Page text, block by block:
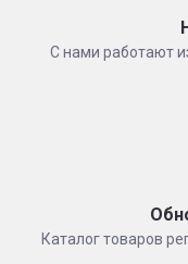
С нами работают
Каталог товаров